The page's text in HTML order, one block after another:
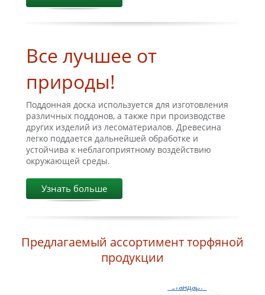
Все лучшее от
природы!
Поддонная доска используется для изготовления
различных поддонов, а также при производстве
других изделий из лесоматериалов. Древесина
легко поддается дальнейшей обработке и
устойчива к неблагоприятному воздействию
окружающей среды.
Узнать больше
Предлагаемый ассортимент торфяной
продукции